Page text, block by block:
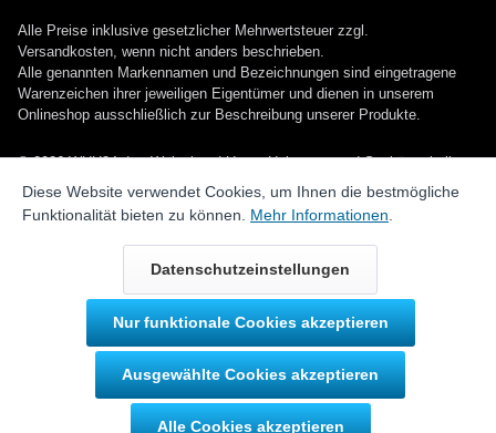
Alle Preise inklusive gesetzlicher Mehrwertsteuer zzgl.
Versandkosten, wenn nicht anders beschrieben.
Alle genannten Markennamen und Bezeichnungen sind eingetragene
Warenzeichen ihrer jeweiligen Eigentümer und dienen in unserem
Onlineshop ausschließlich zur Beschreibung unserer Produkte.
© 2026 WUH24.de - Weigel und Unger Heizungs- und Sanitärtechnik
GmbH
Diese Website verwendet Cookies, um Ihnen die bestmögliche
Funktionalität bieten zu können. Mehr Informationen
Datenschutzeinstellungen
Nur funktionale Cookies akzeptieren
Ausgewählte Cookies akzeptieren
Alle Cookies akzeptieren
Durch IT-Recht Kanzlei
Kundenmeinung: